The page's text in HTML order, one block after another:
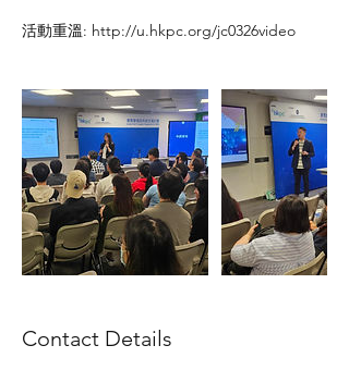
活動重溫: http://u.hkpc.org/jc0326video
Contact Details